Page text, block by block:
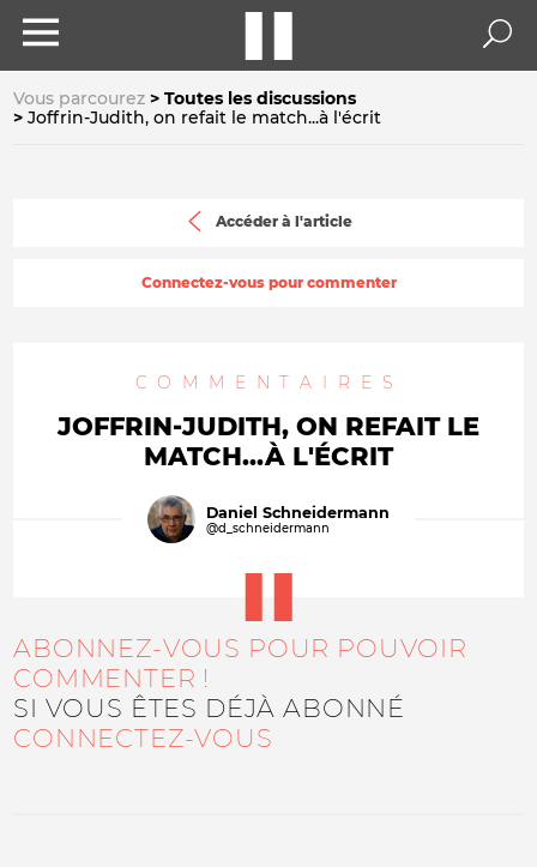
Vous parcourez
Toutes les discussions
Joffrin-Judith, on refait le match...à l'écrit
Accéder à l'article
Connectez-vous pour commenter
COMMENTAIRES
JOFFRIN-JUDITH, ON REFAIT LE
MATCH...À L'ÉCRIT
Daniel Schneidermann
@d_schneidermann
ABONNEZ-VOUS POUR POUVOIR
COMMENTER !
SI VOUS ÊTES DÉJÀ ABONNÉ
CONNECTEZ-VOUS